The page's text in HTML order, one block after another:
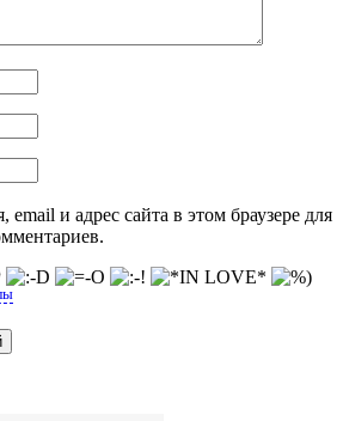
и адрес сайта в этом браузере для